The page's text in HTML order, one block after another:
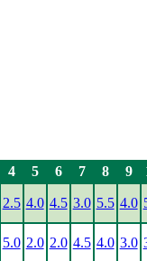
4 5 6 7 8 9
2.5 4.0 4.5 3.0 5.5 4.0
5.0 2.0 2.0 4.5 4.0 3.0